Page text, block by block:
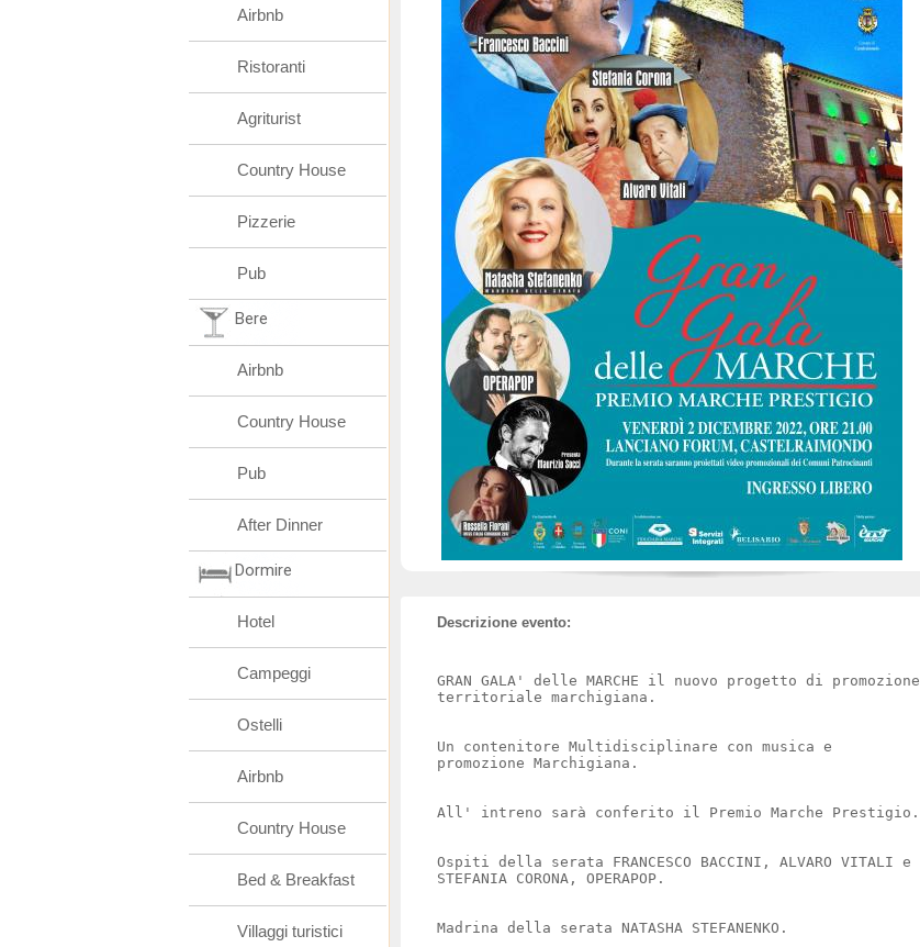
Descrizione evento:
GRAN GALA' delle MARCHE il nuovo progetto di promozione
territoriale marchigiana.
Un contenitore Multidisciplinare con musica e
promozione Marchigiana.
All' intreno sarà conferito il Premio Marche Prestigio.
Ospiti della serata FRANCESCO BACCINI, ALVARO VITALI e
STEFANIA CORONA, OPERAPOP.
Madrina della serata NATASHA STEFANENKO.
Airbnb
Ristoranti
Agriturist
Country House
Pizzerie
Pub
Bere
Airbnb
Country House
Pub
After Dinner
Dormire
Hotel
Campeggi
Ostelli
Airbnb
Country House
Bed & Breakfast
Villaggi turistici